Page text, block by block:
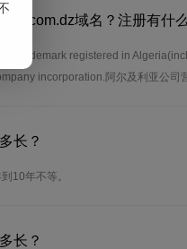
.dz/.com.dz域名？注册有什
of trademark registered in
incorporation.阿尔及利亚公司
长？
10年不等。
长？